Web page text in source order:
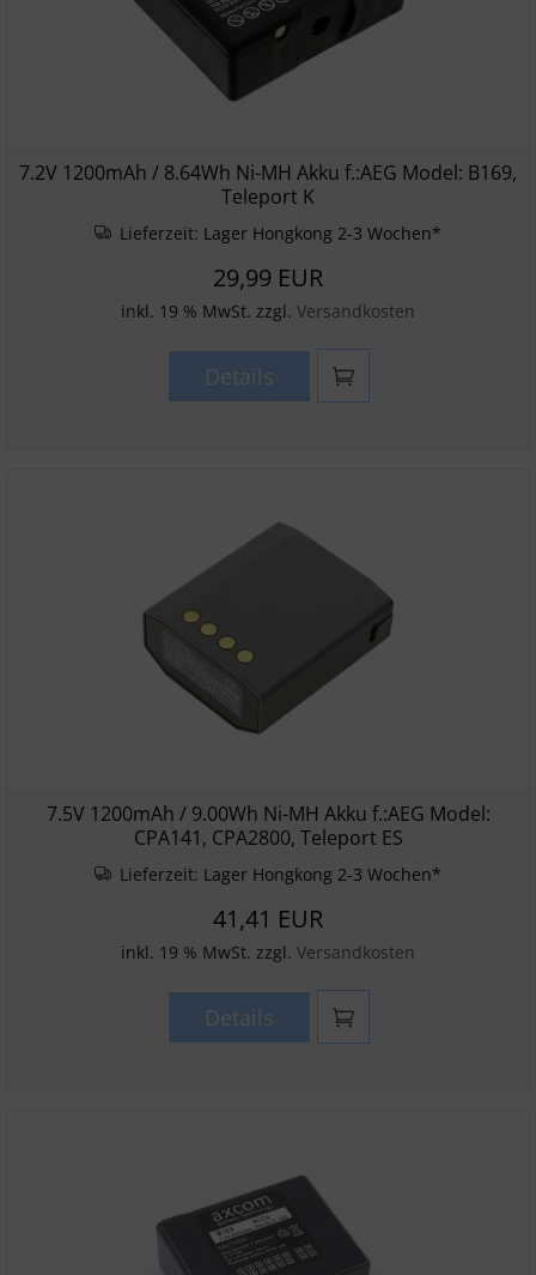
7.2V 1200mAh / 8.64Wh Ni-MH Akku f.:AEG Model: B169,
Teleport K
Lieferzeit: Lager Hongkong 2-3 Wochen*
29,99 EUR
inkl. 19 % MwSt. zzgl. Versandkosten
Details
7.5V 1200mAh / 9.00Wh Ni-MH Akku f.:AEG Model:
CPA141, CPA2800, Teleport ES
Lieferzeit: Lager Hongkong 2-3 Wochen*
41,41 EUR
inkl. 19 % MwSt. zzgl. Versandkosten
Details